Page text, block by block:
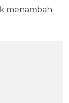
menambah